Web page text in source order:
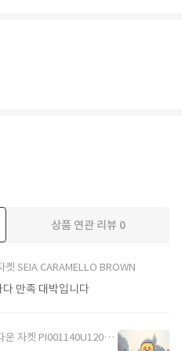
상품 연관 리뷰 0
SEIA CARAMELLO BROWN
만족 대박입니다
PI001140U12004Z 9389 Black